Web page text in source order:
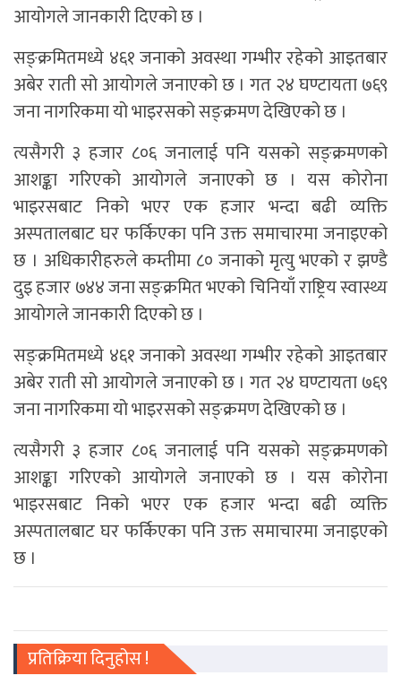
आयोगले जानकारी दिएको छ ।
सङ्क्रमितमध्ये ४६१ जनाको अवस्था गम्भीर रहेको आइतबार
अबेर राती सो आयोगले जनाएको छ । गत २४ घण्टायता ७६९
जना नागरिकमा यो भाइरसको सङ्क्रमण देखिएको छ ।
त्यसैगरी ३ हजार ८०६ जनालाई पनि यसको सङ्क्रमणको
आशङ्का गरिएको आयोगले जनाएको छ । यस कोरोना
भाइरसबाट निको भएर एक हजार भन्दा बढी व्यक्ति
अस्पतालबाट घर फर्किएका पनि उक्त समाचारमा जनाइएको
छ । अधिकारीहरुले कम्तीमा ८० जनाको मृत्यु भएको र झण्डै
दुइ हजार ७४४ जना सङ्क्रमित भएको चिनियाँ राष्ट्रिय स्वास्थ्य
आयोगले जानकारी दिएको छ ।
सङ्क्रमितमध्ये ४६१ जनाको अवस्था गम्भीर रहेको आइतबार
अबेर राती सो आयोगले जनाएको छ । गत २४ घण्टायता ७६९
जना नागरिकमा यो भाइरसको सङ्क्रमण देखिएको छ ।
त्यसैगरी ३ हजार ८०६ जनालाई पनि यसको सङ्क्रमणको
आशङ्का गरिएको आयोगले जनाएको छ । यस कोरोना
भाइरसबाट निको भएर एक हजार भन्दा बढी व्यक्ति
अस्पतालबाट घर फर्किएका पनि उक्त समाचारमा जनाइएको
छ ।
प्रतिक्रिया दिनुहोस !